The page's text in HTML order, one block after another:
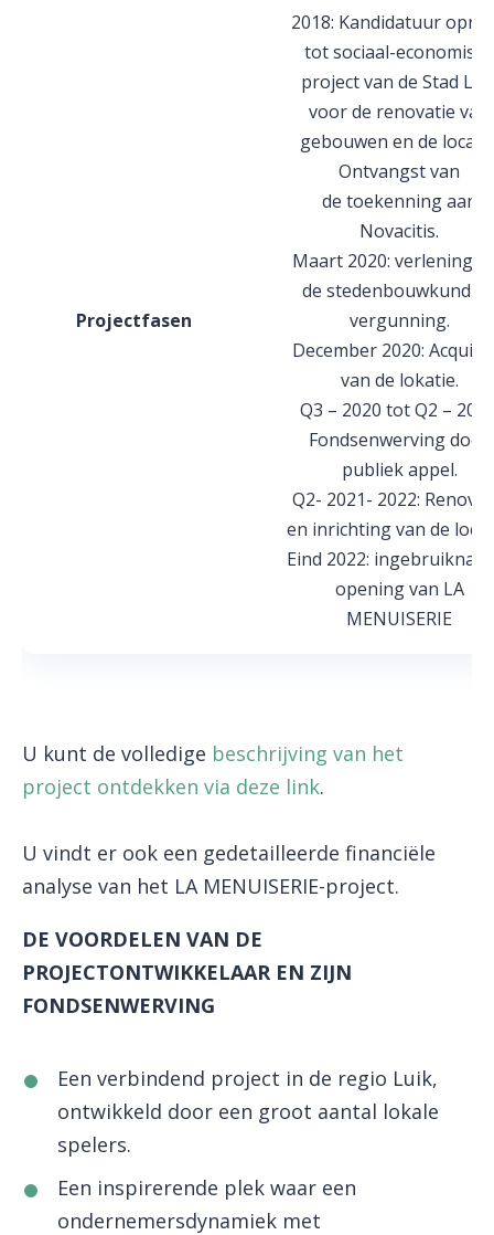
Projectfasen
2018: Kandidatuur
tot sociaal-economisch
project van de Stad
voor de renovatie van
gebouwen en de
Ontvangst van
de toekenning aan
Novacitis.
Maart 2020: verlening
de
vergunning.
December 2020:
van de lokatie.
Q3 – 2020 tot Q2 –
Fondsenwerving door
publiek appel.
Q2- 2021- 2022:
en inrichting van de
Eind 2022:
opening van LA
MENUISERIE
U kunt de volledige beschrijving van het
project ontdekken via deze link.
U vindt er ook een gedetailleerde financiële
analyse van het LA MENUISERIE-project.
DE VOORDELEN VAN DE
PROJECTONTWIKKELAAR EN ZIJN
FONDSENWERVING
Een verbindend project in de regio Luik,
ontwikkeld door een groot aantal lokale
spelers.
Een inspirerende plek waar een
ondernemersdynamiek met